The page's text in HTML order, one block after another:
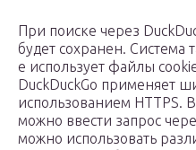
При поиске через
будет сохранен. Система
е использует файлы
DuckDuckGo применяет
использованием HTTPS.
можно ввести запрос
можно использовать